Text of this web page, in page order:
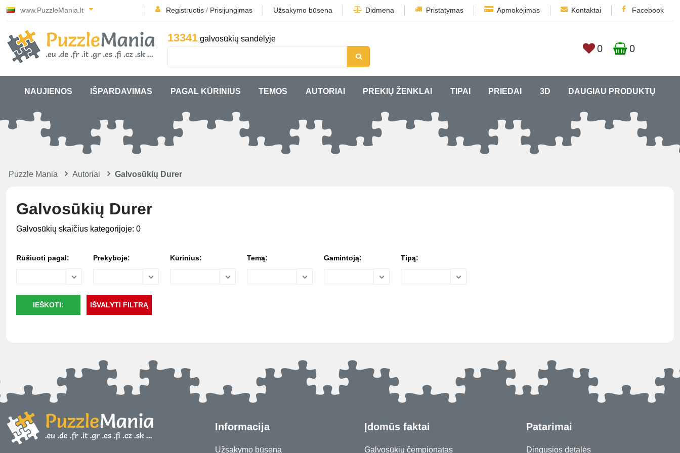
www.PuzzleMania.lt Registruotis / Prisijungimas Užsakymo būsena Didmena Pristatymas Apmokėjimas Kontaktai Facebook
13341 galvosūkių sandėlyje
0 0
NAUJIENOS IŠPARDAVIMAS PAGAL KŪRINIUS TEMOS AUTORIAI PREKIŲ ŽENKLAI TIPAI PRIEDAI 3D DAUGIAU PRODUKTŲ
Puzzle Mania Autoriai Galvosūkių Durer
Galvosūkių Durer
Galvosūkių skaičius kategorijoje: 0
Rūšiuoti pagal: Prekyboje: Kūrinius: Temą: Gamintoją: Tipą:
Informacija
Užsakymo būsena
Įdomūs faktai
Galvosūkių čempionatas
Patarimai
Dingusios detalės